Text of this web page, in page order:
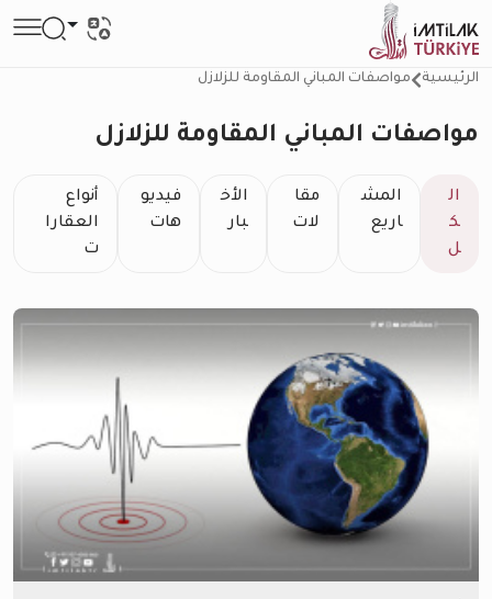
الرئيسية مواصفات المباني المقاومة للزلازل
مواصفات المباني المقاومة للزلازل
ال
ك
ل
المش
اريع
مقا
لات
الأخ
بار
فيديو
هات
أنواع
العقارا
ت